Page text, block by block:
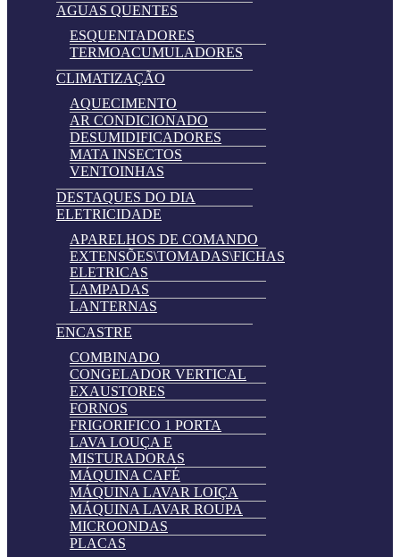
AGUAS QUENTES
ESQUENTADORES
TERMOACUMULADORES
CLIMATIZAÇÃO
AQUECIMENTO
AR CONDICIONADO
DESUMIDIFICADORES
MATA INSECTOS
VENTOINHAS
DESTAQUES DO DIA
ELETRICIDADE
APARELHOS DE COMANDO
EXTENSÕES\TOMADAS\FICHAS
ELETRICAS
LAMPADAS
LANTERNAS
ENCASTRE
COMBINADO
CONGELADOR VERTICAL
EXAUSTORES
FORNOS
FRIGORIFICO 1 PORTA
LAVA LOUÇA E
MISTURADORAS
MÁQUINA CAFÉ
MÁQUINA LAVAR LOIÇA
MÁQUINA LAVAR ROUPA
MICROONDAS
PLACAS